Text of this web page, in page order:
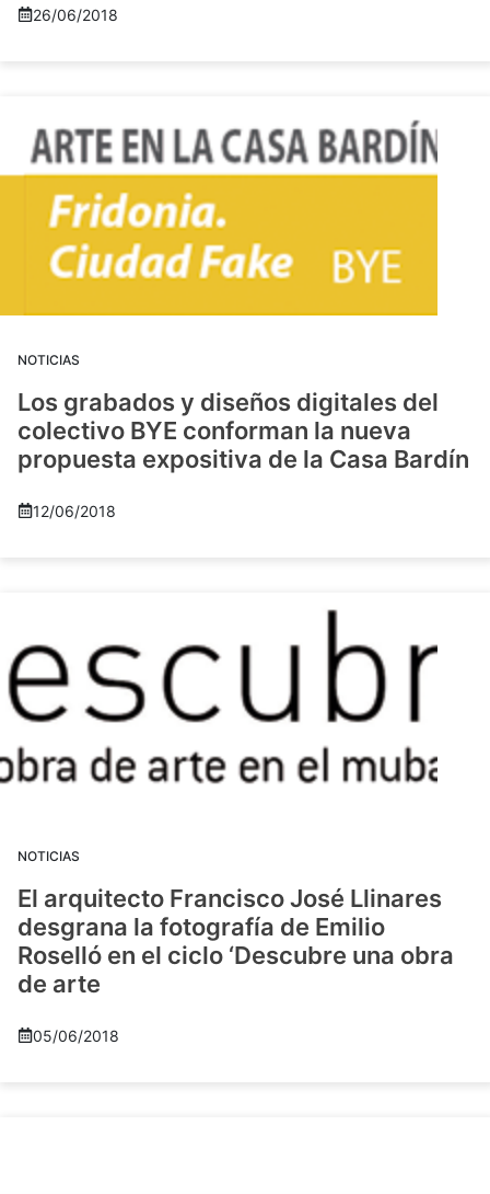
26/06/2018
NOTICIAS
Los grabados y diseños digitales del
colectivo BYE conforman la nueva
propuesta expositiva de la Casa Bardín
12/06/2018
NOTICIAS
El arquitecto Francisco José Llinares
desgrana la fotografía de Emilio
Roselló en el ciclo ‘Descubre una obra
de arte
05/06/2018